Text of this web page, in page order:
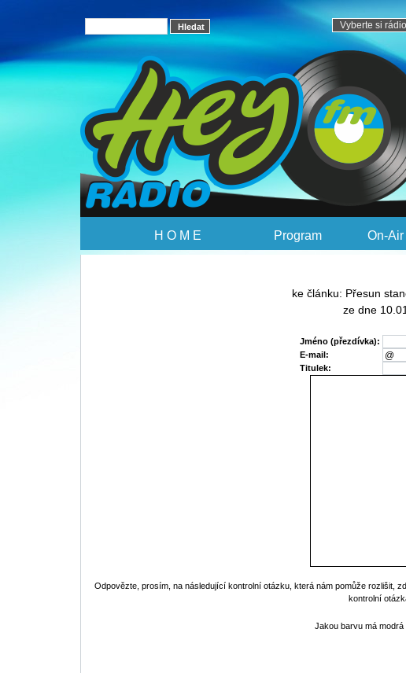
H O M E Program On-Air
ke článku: Přesun
ze dne
Jméno (přezdívka):
E-mail:
Titulek:
Odpovězte, prosím, na následující kontrolní otázku, která nám pomůže rozlišit,
kontrolní
Jakou barvu má modrá